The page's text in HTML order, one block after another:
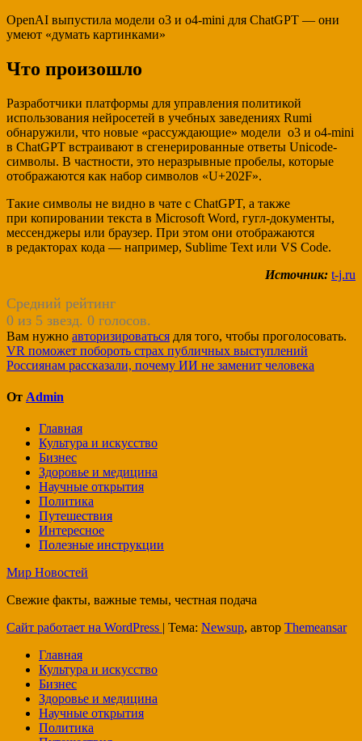
OpenAI выпустила модели o3 и o4⁠-⁠mini для ChatGPT — они
умеют «думать картинками»
Что произошло
Разработчики платформы для управления политикой
использования нейросетей в учебных заведениях Rumi
обнаружили, что новые «рассуждающие» модели o3 и o4-mini
в ChatGPT встраивают в сгенерированные ответы Unicode-
символы. В частности, это неразрывные пробелы, которые
отображаются как набор символов «U+202F».
Такие символы не видно в чате с ChatGPT, а также
при копировании текста в Microsoft Word, гугл-документы,
мессенджеры или браузер. При этом они отображаются
в редакторах кода — например, Sublime Text или VS Code.
Источник: t-j.ru
Средний рейтинг
0 из 5 звезд. 0 голосов.
Вам нужно авторизироваться для того, чтобы проголосовать.
Навигация
по
записям
VR поможет побороть страх публичных выступлений
Россиянам рассказали, почему ИИ не заменит человека
От Admin
Главная
Культура и искусство
Бизнес
Здоровье и медицина
Научные открытия
Политика
Путешествия
Интересное
Полезные инструкции
Мир Новостей
Свежие факты, важные темы, честная подача
Сайт работает на WordPress | Тема: Newsup, автор Themeansar
Главная
Культура и искусство
Бизнес
Здоровье и медицина
Научные открытия
Политика